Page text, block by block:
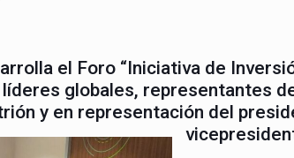
el Foro “Iniciativa de
globales, representantes
y en representación del